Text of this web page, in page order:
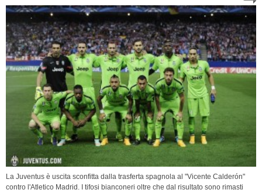
La Juventus è uscita sconfitta dalla trasferta spagnola al "Vicente Calderón"
contro l'Atletico Madrid. I tifosi bianconeri oltre che dal risultato sono rimasti